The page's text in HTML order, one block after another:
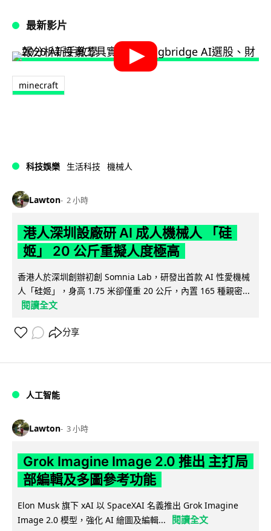
最新影片
minecraft
科技娛樂 生活科技 機械人
Lawton 2 小時
港人深圳設廠研 AI 成人機械人 「硅
姬」 20 公斤重擬人度極高
香港人於深圳創辦初創 Somnia Lab，研發出首款 AI 性愛機械
人「硅姬」，身高 1.75 米卻僅重 20 公斤，內置 165 種親密...
閱讀全文
分享
人工智能
Lawton 3 小時
Grok Imagine Image 2.0 推出 主打局
部編輯及多圖參考功能
Elon Musk 旗下 xAI 以 SpaceXAI 名義推出 Grok Imagine
Image 2.0 模型，強化 AI 繪圖及編輯...
閱讀全文